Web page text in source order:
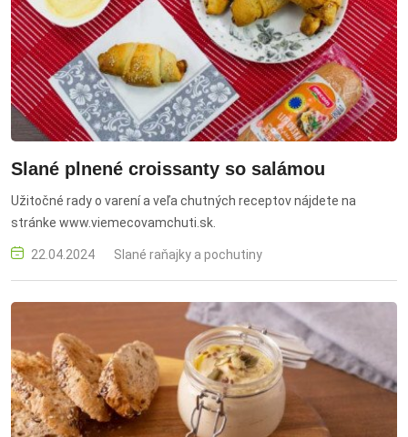
Slané plnené croissanty so salámou
Užitočné rady o varení a veľa chutných receptov nájdete na
stránke www.viemecovamchuti.sk.
22.04.2024 Slané raňajky a pochutiny